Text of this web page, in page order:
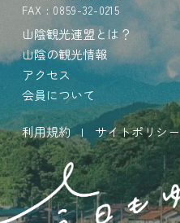
FAX : 0859-32-0215
山陰観光連盟とは？
山陰の観光情報
アクセス
会員について
利用規約 サイトポリシー